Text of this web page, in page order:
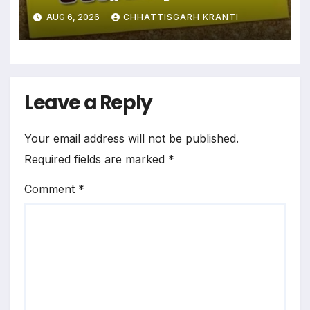
नायब तहसीलदार के प्रभार
AUG 6, 2026 CHHATTISGARH KRANTI
Leave a Reply
Your email address will not be published.
Required fields are marked *
Comment *